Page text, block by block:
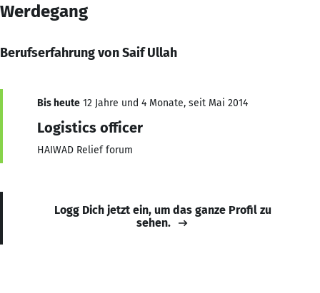
Werdegang
Berufserfahrung von Saif Ullah
Bis heute 12 Jahre und 4 Monate, seit Mai 2014
Logistics officer
HAIWAD Relief forum
Logg Dich jetzt ein, um das ganze Profil zu
sehen.